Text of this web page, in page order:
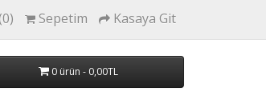
Sepetim Kasaya Git
0 ürün - 0,00TL